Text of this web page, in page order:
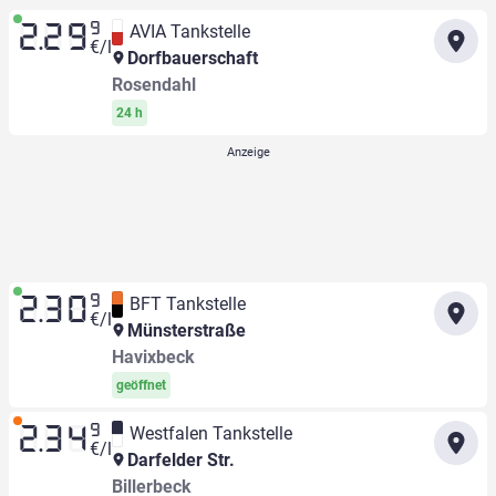
2.29 9
€/l
AVIA Tankstelle
Dorfbauerschaft
Rosendahl
24 h
2.30 9
€/l
BFT Tankstelle
Münsterstraße
Havixbeck
geöffnet
2.34 9
€/l
Westfalen Tankstelle
Darfelder Str.
Billerbeck